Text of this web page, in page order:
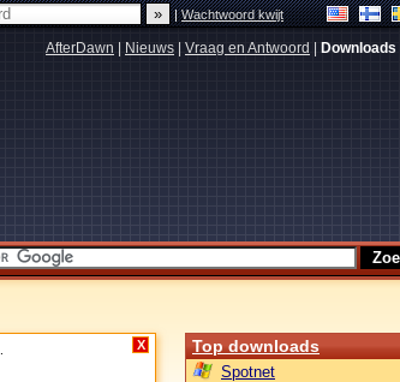
|Wachtwoord kwijt
AfterDawn Nieuws Vraag en Antwoord Downloads
X Top downloads
Spotnet